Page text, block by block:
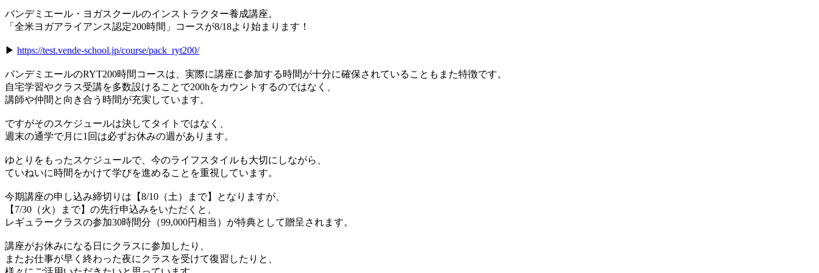
バンデミエール・ヨガスクールのインストラクター養成講座。
「全米ヨガアライアンス認定200時間」コースが8/18より始まります！
▶︎ https://test.vende-school.jp/course/pack_ryt200/
バンデミエールのRYT200時間コースは、実際に講座に参加する時間が十分に確保されていることもまた特徴です。
自宅学習やクラス受講を多数設けることで200hをカウントするのではなく、
講師や仲間と向き合う時間が充実しています。
ですがそのスケジュールは決してタイトではなく、
週末の通学で月に1回は必ずお休みの週があります。
ゆとりをもったスケジュールで、今のライフスタイルも大切にしながら、
ていねいに時間をかけて学びを進めることを重視しています。
今期講座の申し込み締切りは【8/10（土）まで】となりますが、
【7/30（火）まで】の先行申込みをいただくと、
レギュラークラスの参加30時間分（99,000円相当）が特典として贈呈されます。
講座がお休みになる日にクラスに参加したり、
またお仕事が早く終わった夜にクラスを受けて復習したりと、